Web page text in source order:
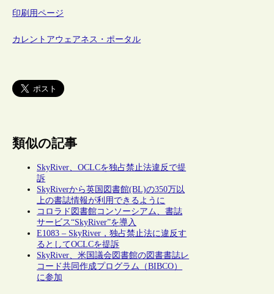
印刷用ページ
カレントアウェアネス・ポータル
類似の記事
SkyRiver、OCLCを独占禁止法違反で提
訴
SkyRiverから英国図書館(BL)の350万以
上の書誌情報が利用できるように
コロラド図書館コンソーシアム、書誌
サービス“SkyRiver”を導入
E1083 – SkyRiver，独占禁止法に違反す
るとしてOCLCを提訴
SkyRiver、米国議会図書館の図書書誌レ
コード共同作成プログラム（BIBCO）
に参加